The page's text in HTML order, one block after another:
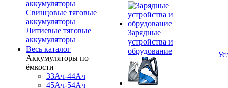
аккумуляторы
Свинцовые тяговые
аккумуляторы
Литиевые тяговые
аккумуляторы
Весь каталог
Аккумуляторы по
ёмкости
33Ач-44Ач
45Ач-54Ач
Зарядные
устройства и
обрудование